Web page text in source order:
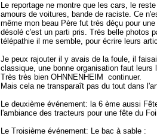
Le reportage ne montre que les cars, le
amours de voitures, bande de raciste. Ce
même mon beau Père fut très déçu pour
désolé c'est un parti pris. Très belle photos
télépathie il me semble, pour écrire leurs
Je peux rajouter il y avais de la foule, il
classique, une bonne organisation faut
Très très bien OHNNENHEIM continuer.
Mais cela ne transparaît pas du tout dans
Le deuxième événement: la 6 ème aussi
l'ambiance des tracteurs pour une fête du
Le Troisième événement: Le bac à sable :